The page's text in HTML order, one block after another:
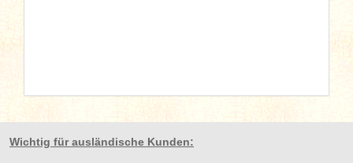
Wichtig für ausländische Kunden: